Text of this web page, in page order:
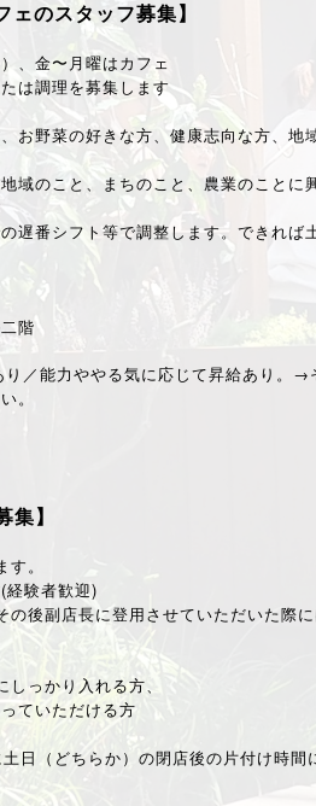
のスタッフ募集】
、金〜月曜はカフェ
は調理を募集します
お野菜の好きな方、健康志向な方、地
域のこと、まちのこと、農業のことに
遅番シフト等で調整します。できれば
階
り／能力ややる気に応じて昇給あり。
。
】
。
経験者歓迎)
の後副店長に登用させていただいた際
っかり入れる方、
ていただける方
日（どちらか）の閉店後の片付け時間